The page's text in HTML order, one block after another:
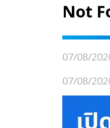
Not
07/08/
07/08/